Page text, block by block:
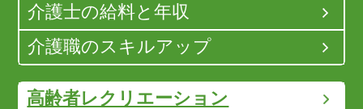
介護士の給料と年収
介護職のスキルアップ
高齢者レクリエーション